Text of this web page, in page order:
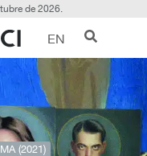
de 2026.
EN
(2021)